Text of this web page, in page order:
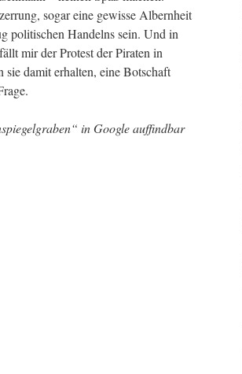
sogar eine gewis­se Albern­heit
poli­ti­schen Han­delns sein. Und in
mir der Pro­test der Pira­ten in
damit erhal­ten, eine Bot­schaft
in Goog­le auf­find­bar